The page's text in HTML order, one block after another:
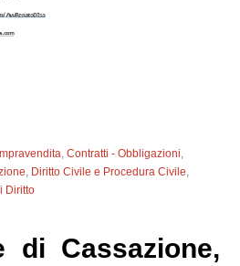
,Contratti - Obbligazioni,
, Diritto Civile e Procedura Civile,
Diritto
di Cassazione,